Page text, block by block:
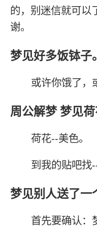
的，别迷信就可以
谢。
梦见好多饭钵子。
或许你饿了，
周公解梦 梦见荷
荷花--美色。
到我的贴吧找
梦见别人送了一
首先要确认：